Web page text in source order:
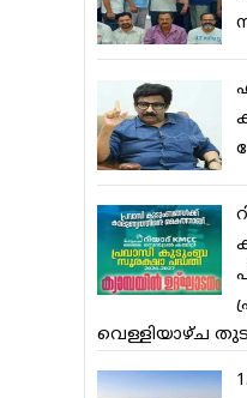
വെള്ളിയാഴ്ച